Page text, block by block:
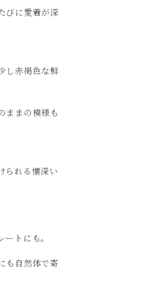
びに愛着が深
し赤褐色な鮮
ままの模様も
られる懐深い
トにも。
も自然体で寄